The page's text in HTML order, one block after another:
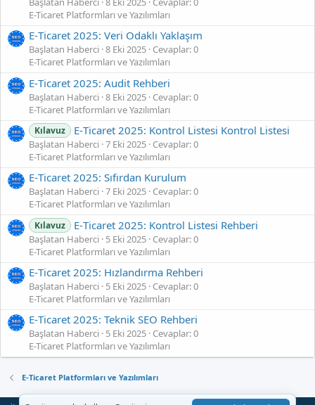
E-Ticaret Platformları ve Yazılımları
E‑Ticaret 2025: Veri Odaklı Yaklaşım
Başlatan Haberci 8 Eki 2025 Cevaplar: 0
E-Ticaret Platformları ve Yazılımları
E‑Ticaret 2025: Audit Rehberi
Başlatan Haberci 8 Eki 2025 Cevaplar: 0
E-Ticaret Platformları ve Yazılımları
Kılavuz E‑Ticaret 2025: Kontrol Listesi Kontrol Listesi
Başlatan Haberci 7 Eki 2025 Cevaplar: 0
E-Ticaret Platformları ve Yazılımları
E‑Ticaret 2025: Sıfırdan Kurulum
Başlatan Haberci 7 Eki 2025 Cevaplar: 0
E-Ticaret Platformları ve Yazılımları
Kılavuz E‑Ticaret 2025: Kontrol Listesi Rehberi
Başlatan Haberci 5 Eki 2025 Cevaplar: 0
E-Ticaret Platformları ve Yazılımları
E‑Ticaret 2025: Hızlandırma Rehberi
Başlatan Haberci 5 Eki 2025 Cevaplar: 0
E-Ticaret Platformları ve Yazılımları
E‑Ticaret 2025: Teknik SEO Rehberi
Başlatan Haberci 5 Eki 2025 Cevaplar: 0
E-Ticaret Platformları ve Yazılımları
E-Ticaret Platformları ve Yazılımları